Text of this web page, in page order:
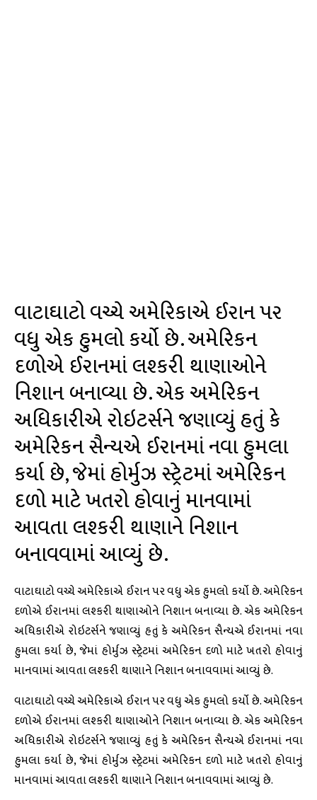
વાટાઘાટો વચ્ચે અમેરિકાએ ઈરાન પર
વધુ એક હુમલો કર્યો છે. અમેરિકન
દળોએ ઈરાનમાં લશ્કરી થાણાઓને
નિશાન બનાવ્યા છે. એક અમેરિકન
અધિકારીએ રોઇટર્સને જણાવ્યું હતું કે
અમેરિકન સૈન્યએ ઈરાનમાં નવા હુમલા
કર્યા છે, જેમાં હોર્મુઝ સ્ટ્રેટમાં અમેરિકન
દળો માટે ખતરો હોવાનું માનવામાં
આવતા લશ્કરી થાણાને નિશાન
બનાવવામાં આવ્યું છે.
વાટાઘાટો વચ્ચે અમેરિકાએ ઈરાન પર વધુ એક હુમલો કર્યો છે. અમેરિકન
દળોએ ઈરાનમાં લશ્કરી થાણાઓને નિશાન બનાવ્યા છે. એક અમેરિકન
અધિકારીએ રોઇટર્સને જણાવ્યું હતું કે અમેરિકન સૈન્યએ ઈરાનમાં નવા
હુમલા કર્યા છે, જેમાં હોર્મુઝ સ્ટ્રેટમાં અમેરિકન દળો માટે ખતરો હોવાનું
માનવામાં આવતા લશ્કરી થાણાને નિશાન બનાવવામાં આવ્યું છે.
વાટાઘાટો વચ્ચે અમેરિકાએ ઈરાન પર વધુ એક હુમલો કર્યો છે. અમેરિકન
દળોએ ઈરાનમાં લશ્કરી થાણાઓને નિશાન બનાવ્યા છે. એક અમેરિકન
અધિકારીએ રોઇટર્સને જણાવ્યું હતું કે અમેરિકન સૈન્યએ ઈરાનમાં નવા
હુમલા કર્યા છે, જેમાં હોર્મુઝ સ્ટ્રેટમાં અમેરિકન દળો માટે ખતરો હોવાનું
માનવામાં આવતા લશ્કરી થાણાને નિશાન બનાવવામાં આવ્યું છે.